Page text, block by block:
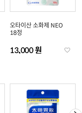
오타이산 소화제 NEO
18정
13,000 원